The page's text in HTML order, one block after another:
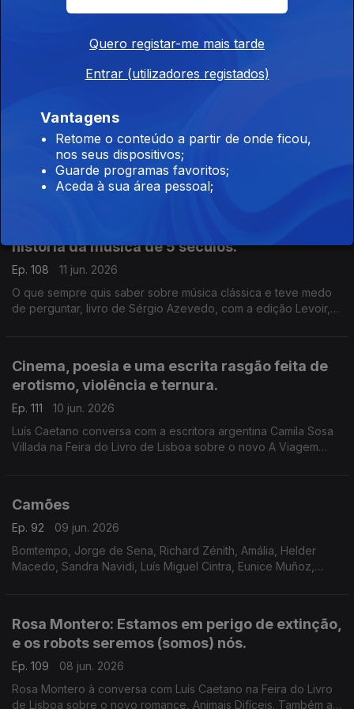
Neste domingo passaram 40 anos anos da morte de Jorge
12 jun. 2026
Teoria dos Sentimentos Morais, de Adam Smith, acaba de ser
publicado pela Gulbenkian, com tradução, introdução e notas
de Ivone Moreira, que é a convidada de Luís Caetano na Feira
história da música de 5 séculos.
Ep. 108
11 jun. 2026
O que sempre quis saber sobre música clássica e teve medo
de perguntar, livro de Sérgio Azevedo, com a edição Levoir,
Cinema, poesia e uma escrita rasgão feita de
erotismo, violência e ternura.
Ep. 111
10 jun. 2026
Luís Caetano conversa com a escritora argentina Camila Sosa
Villada na Feira do Livro de Lisboa sobre o novo A Viagem
Camões
Ep. 92
09 jun. 2026
Bomtempo, Jorge de Sena, Richard Zénith, Amália, Helder
Macedo, Sandra Navidi, Luís Miguel Cintra, Eunice Muñoz,
Rosa Montero: Estamos em perigo de extinção,
e os robots seremos (somos) nós.
Ep. 109
08 jun. 2026
Rosa Montero à conversa com Luís Caetano na Feira do Livro
de Lisboa sobre o novo romance, Animais Difíceis. Também a
Quero registar-me mais tarde
Entrar (utilizadores registados)
Vantagens
Retome o conteúdo a partir de onde ficou,
nos seus dispositivos;
Guarde programas favoritos;
Aceda à sua área pessoal;